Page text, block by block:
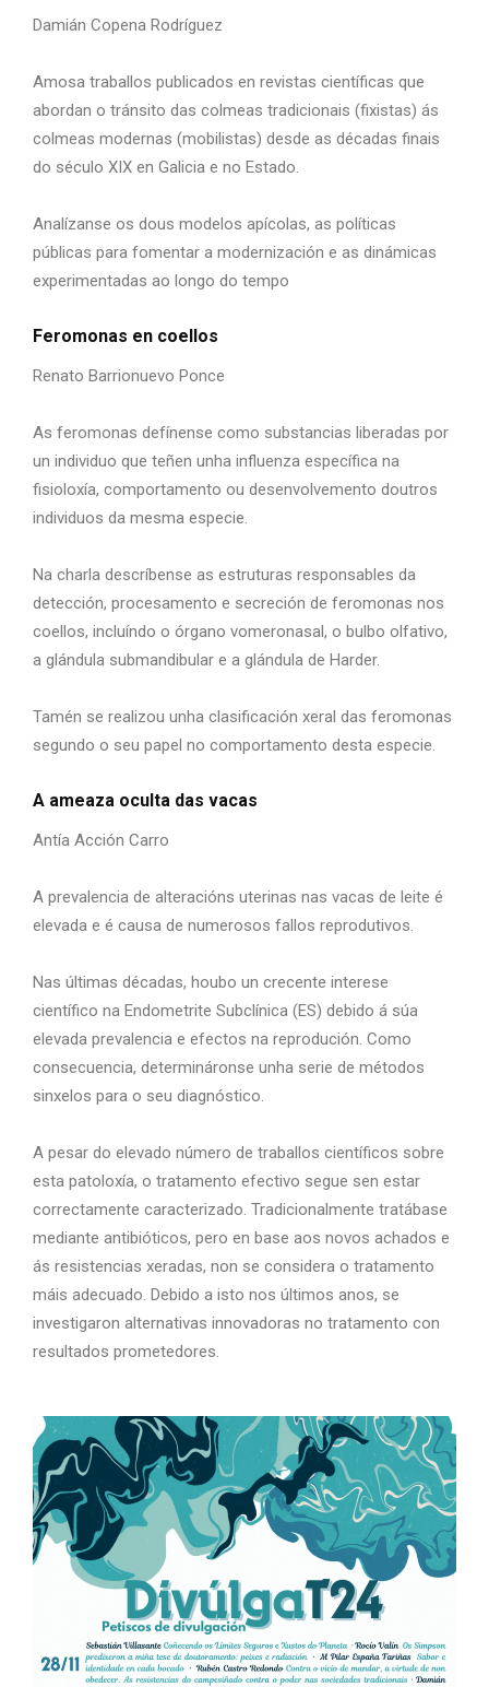
Damián Copena Rodríguez
Amosa traballos publicados en revistas científicas que
abordan o tránsito das colmeas tradicionais (fixistas) ás
colmeas modernas (mobilistas) desde as décadas finais
do século XIX en Galicia e no Estado.
Analízanse os dous modelos apícolas, as políticas
públicas para fomentar a modernización e as dinámicas
experimentadas ao longo do tempo
Feromonas en coellos
Renato Barrionuevo Ponce
As feromonas defínense como substancias liberadas por
un individuo que teñen unha influenza específica na
fisioloxía, comportamento ou desenvolvemento doutros
individuos da mesma especie.
Na charla descríbense as estruturas responsables da
detección, procesamento e secreción de feromonas nos
coellos, incluíndo o órgano vomeronasal, o bulbo olfativo,
a glándula submandibular e a glándula de Harder.
Tamén se realizou unha clasificación xeral das feromonas
segundo o seu papel no comportamento desta especie.
A ameaza oculta das vacas
Antía Acción Carro
A prevalencia de alteracións uterinas nas vacas de leite é
elevada e é causa de numerosos fallos reprodutivos.
Nas últimas décadas, houbo un crecente interese
científico na Endometrite Subclínica (ES) debido á súa
elevada prevalencia e efectos na reprodución. Como
consecuencia, determináronse unha serie de métodos
sinxelos para o seu diagnóstico.
A pesar do elevado número de traballos científicos sobre
esta patoloxía, o tratamento efectivo segue sen estar
correctamente caracterizado. Tradicionalmente tratábase
mediante antibióticos, pero en base aos novos achados e
ás resistencias xeradas, non se considera o tratamento
máis adecuado. Debido a isto nos últimos anos, se
investigaron alternativas innovadoras no tratamento con
resultados prometedores.